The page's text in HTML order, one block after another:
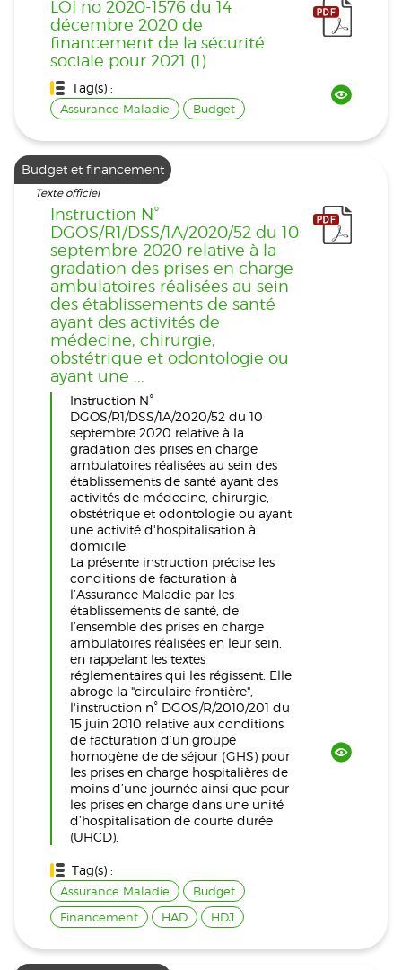
LOI no 2020-1576 du 14
décembre 2020 de
financement de la sécurité
sociale pour 2021 (1)
Tag(s) :
Assurance Maladie Budget
Budget et financement
Texte officiel
Instruction N°
DGOS/R1/DSS/1A/2020/52 du 10
septembre 2020 relative à la
gradation des prises en charge
ambulatoires réalisées au sein
des établissements de santé
ayant des activités de
médecine, chirurgie,
obstétrique et odontologie ou
ayant une ...
Instruction N°
DGOS/R1/DSS/1A/2020/52 du 10
septembre 2020 relative à la
gradation des prises en charge
ambulatoires réalisées au sein des
établissements de santé ayant des
activités de médecine, chirurgie,
obstétrique et odontologie ou ayant
une activité d'hospitalisation à
domicile.
La présente instruction précise les
conditions de facturation à
l’Assurance Maladie par les
établissements de santé, de
l’ensemble des prises en charge
ambulatoires réalisées en leur sein,
en rappelant les textes
réglementaires qui les régissent. Elle
abroge la "circulaire frontière",
l'instruction n° DGOS/R/2010/201 du
15 juin 2010 relative aux conditions
de facturation d’un groupe
homogène de de séjour (GHS) pour
les prises en charge hospitalières de
moins d’une journée ainsi que pour
les prises en charge dans une unité
d’hospitalisation de courte durée
(UHCD).
Tag(s) :
Assurance Maladie
Budget
Financement
HAD HDJ